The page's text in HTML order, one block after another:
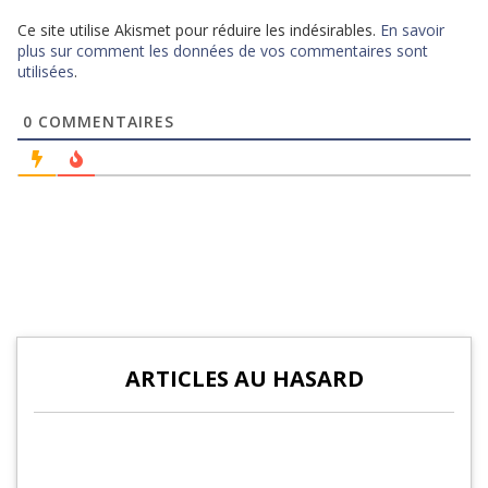
Ce site utilise Akismet pour réduire les indésirables. En savoir
plus sur comment les données de vos commentaires sont
utilisées.
0 COMMENTAIRES
ARTICLES AU HASARD